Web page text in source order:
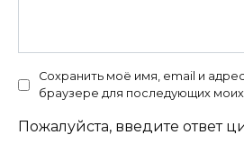
Сохранить моё имя, email и
браузере для последующих
Пожалуйста, введите ответ